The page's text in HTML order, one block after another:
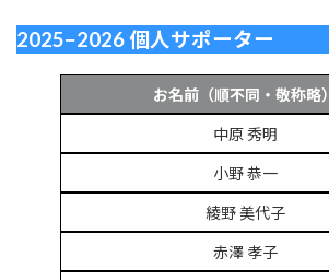
2025−2026 個人サポーター
お名前（順不同・敬称略）
中原 秀明
小野 恭一
綾野 美代子
赤澤 孝子